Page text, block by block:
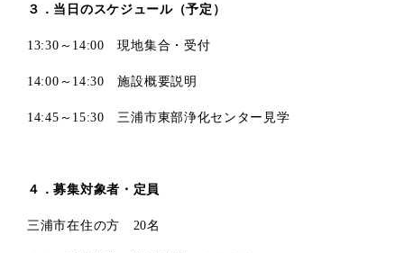
３．当日のスケジュール（予定）
13:30 ～14:00 現地集合・受付
14:00 ～14:30 施設概要説明
14:45 ～15:30 三浦市東部浄化センター見学
４．募集対象者・定員
三浦市在住の方 20名